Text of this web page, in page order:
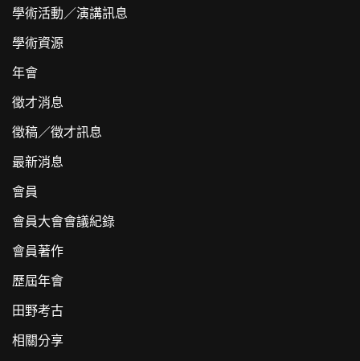
學術活動／演講訊息
學術資源
年會
徵才消息
徵稿／徵才訊息
最新消息
會員
會員大會會議紀錄
會員著作
歷屆年會
田野考古
相關分享